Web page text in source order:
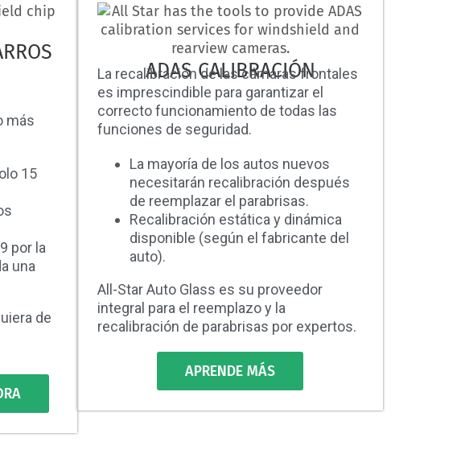
más
15
por la
una
de
ADAS CALIBRACIÓN
La recalibración de las cámaras frontales
es imprescindible para garantizar el
correcto funcionamiento de todas las
funciones de seguridad.
La mayoría de los autos nuevos
necesitarán recalibración después
de reemplazar el parabrisas.
Recalibración estática y dinámica
disponible (según el fabricante del
auto).
All-Star Auto Glass es su proveedor
integral para el reemplazo y la
recalibración de parabrisas por expertos.
APRENDE MÁS